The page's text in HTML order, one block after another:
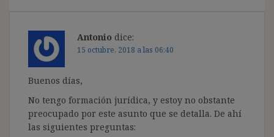
Antonio dice:
15 octubre, 2018 a las 06:40
Buenos días,
No tengo formación jurídica, y estoy no obstante
preocupado por este asunto que se detalla. De ahí
las siguientes preguntas: